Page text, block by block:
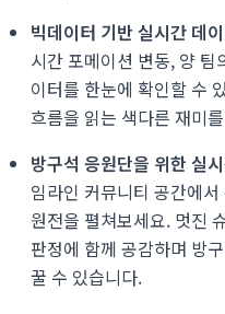
빅데이터 기반 실시간 데
시간 포메이션 변동, 양 팀
이터를 한눈에 확인할 수
흐름을 읽는 색다른 재미
방구석 응원단을 위한 실
임라인 커뮤니티 공간에
원전을 펼쳐보세요. 멋진
판정에 함께 공감하며 방
꿀 수 있습니다.